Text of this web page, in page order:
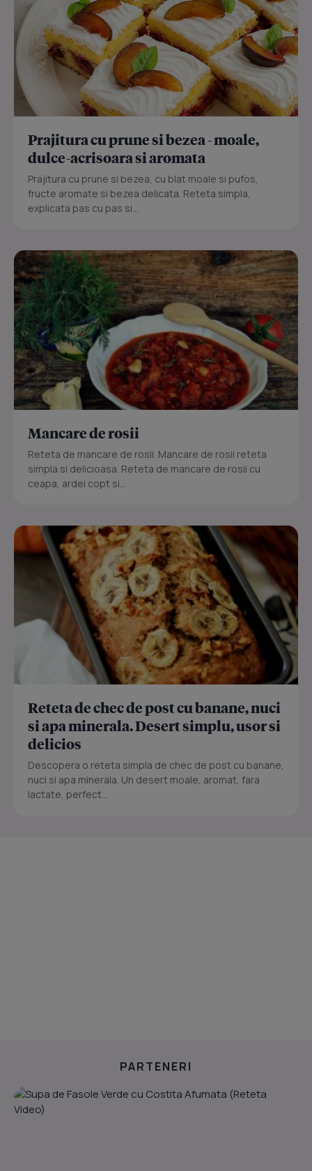
Prajitura cu prune si bezea - moale,
dulce-acrisoara si aromata
Prajitura cu prune si bezea, cu blat moale si pufos,
fructe aromate si bezea delicata. Reteta simpla,
explicata pas cu pas si...
Mancare de rosii
Reteta de mancare de rosii. Mancare de rosii reteta
simpla si delicioasa. Reteta de mancare de rosii cu
ceapa, ardei copt si...
Reteta de chec de post cu banane, nuci
si apa minerala. Desert simplu, usor si
delicios
Descopera o reteta simpla de chec de post cu banane,
nuci si apa minerala. Un desert moale, aromat, fara
lactate, perfect...
PARTENERI